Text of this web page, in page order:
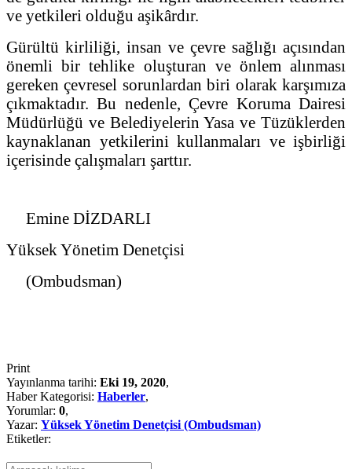
ve yetkileri olduğu aşikârdır.
Gürültü kirliliği, insan ve çevre sağlığı açısından
önemli bir tehlike oluşturan ve önlem alınması
gereken çevresel sorunlardan biri olarak karşımıza
çıkmaktadır. Bu nedenle, Çevre Koruma Dairesi
Müdürlüğü ve Belediyelerin Yasa ve Tüzüklerden
kaynaklanan yetkilerini kullanmaları ve işbirliği
içerisinde çalışmaları şarttır.
Emine DİZDARLI
Yüksek Yönetim Denetçisi
(Ombudsman)
Print
Yayınlanma tarihi: Eki 19, 2020,
Haber Kategorisi: Haberler,
Yorumlar: 0,
Yazar: Yüksek Yönetim Denetçisi (Ombudsman)
Etiketler: